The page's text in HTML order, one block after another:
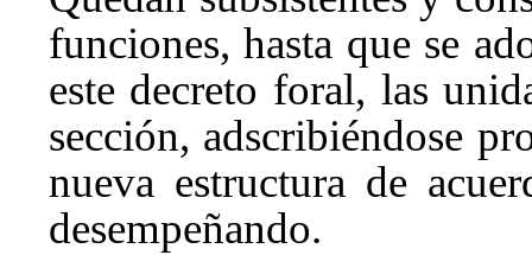
funciones, hasta que se
este decreto foral, las
sección, adscribiéndose
nueva estructura de
desempeñando.